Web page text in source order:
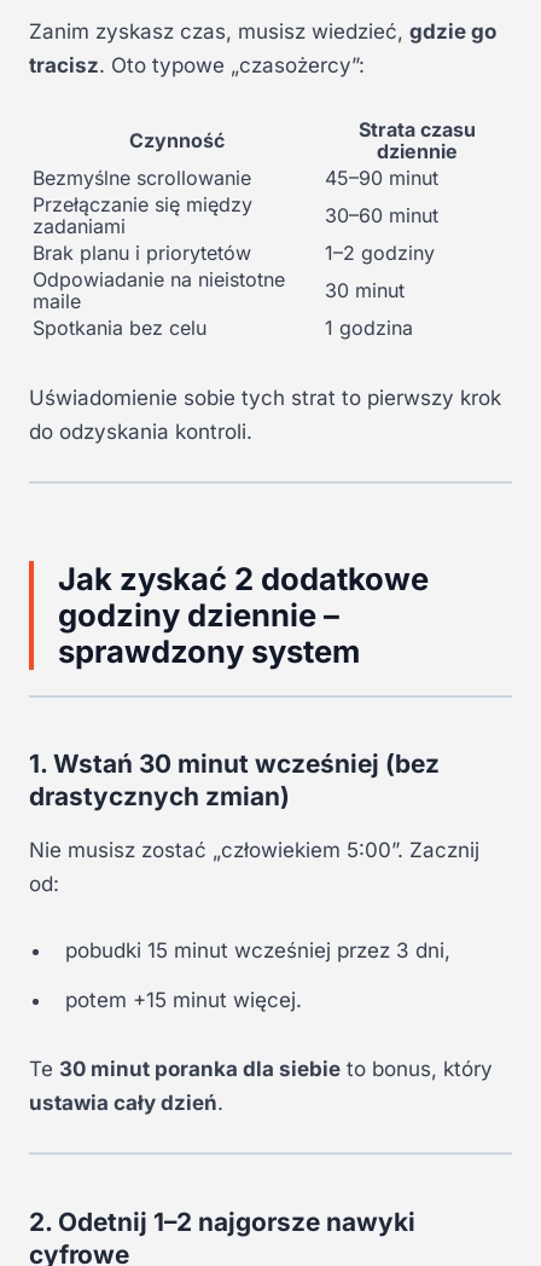
Zanim zyskasz czas, musisz wiedzieć, gdzie go
tracisz. Oto typowe „czasożercy”:
Czynność
Strata czasu
dziennie
Bezmyślne scrollowanie
45–90 minut
Przełączanie się między
zadaniami
30–60 minut
Brak planu i priorytetów
1–2 godziny
Odpowiadanie na nieistotne
maile
30 minut
Spotkania bez celu
1 godzina
Uświadomienie sobie tych strat to pierwszy krok
do odzyskania kontroli.
Jak zyskać 2 dodatkowe
godziny dziennie –
sprawdzony system
1. Wstań 30 minut wcześniej (bez
drastycznych zmian)
Nie musisz zostać „człowiekiem 5:00”. Zacznij
od:
pobudki 15 minut wcześniej przez 3 dni,
potem +15 minut więcej.
Te 30 minut poranka dla siebie to bonus, który
ustawia cały dzień.
2. Odetnij 1–2 najgorsze nawyki
cyfrowe